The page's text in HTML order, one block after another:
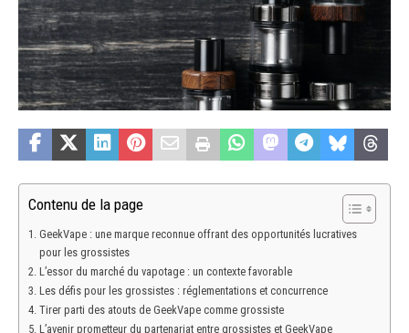
Contenu de la page
GeekVape : une marque reconnue offrant des opportunités lucratives
pour les grossistes
L’essor du marché du vapotage : un contexte favorable
Les défis pour les grossistes : réglementations et concurrence
Tirer parti des atouts de GeekVape comme grossiste
L’avenir prometteur du partenariat entre grossistes et GeekVape